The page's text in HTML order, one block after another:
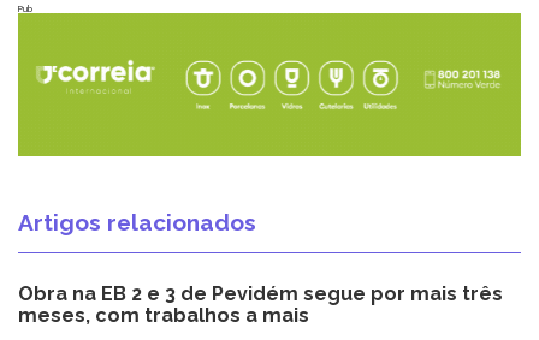
Pub
Artigos relacionados
Obra na EB 2 e 3 de Pevidém segue por mais três
meses, com trabalhos a mais